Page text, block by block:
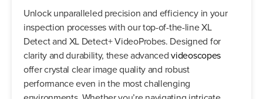
Unlock unparalleled precision and efficiency in your
inspection processes with our top-of-the-line XL
Detect and XL Detect+ VideoProbes. Designed for
clarity and durability, these advancedvideoscopes
offer crystal clear image quality and robust
performance even in the most challenging